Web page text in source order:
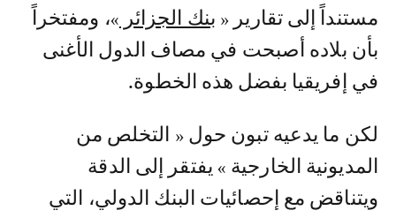
مستنداً إلى تقارير « بنك الجزائر »، ومفتخراً
بأن بلاده أصبحت في مصاف الدول الأغنى
في إفريقيا بفضل هذه الخطوة.
لكن ما يدعيه تبون حول « التخلص من
المديونية الخارجية » يفتقر إلى الدقة
ويتناقض مع إحصائيات البنك الدولي، التي